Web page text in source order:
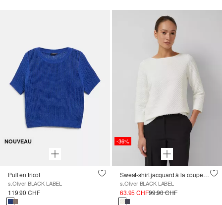
NOUVEAU
Pull en tricot
s.Oliver BLACK LABEL
119.90 CHF
-36%
Sweat-shirt jacquard à la coupe décontractée et au décolleté sous-marin
s.Oliver BLACK LABEL
63.95 CHF99.90 CHF